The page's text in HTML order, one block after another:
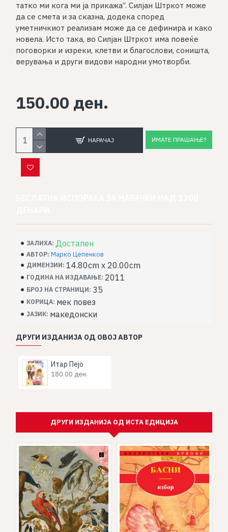
татко ми кога ми ја прикажа”. Силјан Штркот може
да се смета и за сказна, додека според
уметничкиот реализам може да се дефинира и како
новела. Исто така, во Силјан Штркот има повеќе
поговорки и изреки, клетви и благослови, соништа,
верувања и други видови народни умотворби.
ЗАЛИХА: Достапен
АВТОР: Марко Цепенков
ДИМЕНЗИИ: 14.80cm x 20.00cm
ГОДИНА НА ИЗДАВАЊЕ: 2011
БРОЈ НА СТРАНИЦИ: 35
КОРИЦА: мек повез
ЈАЗИК: македонски
150.00 ден.
НАРАЧАЈ ИМАТЕ ПРАШАЊЕ?
ДРУГИ ИЗДАНИЈА ОД ОВОЈ АВТОР
Итар Пејо
180.00 ден.
ДРУГИ ИЗДАНИЈА ОД ИСТА ЕДИЦИЈА